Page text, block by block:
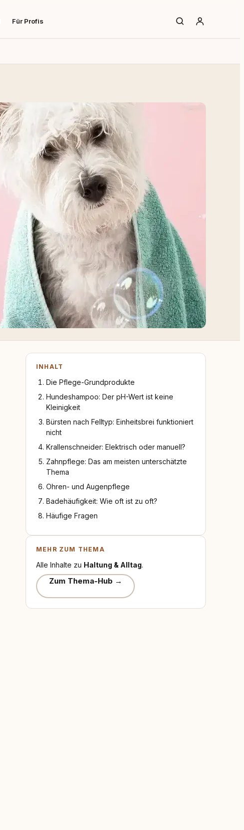
Für Profis
INHALT
Die Pflege-Grundprodukte
Hundeshampoo: Der pH-Wert ist keine
Kleinigkeit
Bürsten nach Felltyp: Einheitsbrei funktioniert
nicht
Krallenschneider: Elektrisch oder manuell?
Zahnpflege: Das am meisten unterschätzte
Thema
Ohren- und Augenpflege
Badehäufigkeit: Wie oft ist zu oft?
Häufige Fragen
MEHR ZUM THEMA
Alle Inhalte zu Haltung & Alltag.
Zum Thema-Hub →